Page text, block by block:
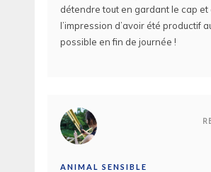
détendre tout en gardant le cap et
l’impression d’avoir été productif
possible en fin de journée !
ANIMAL SENSIBLE